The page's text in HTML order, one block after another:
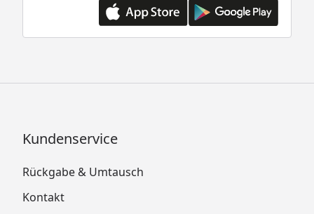
Kundenservice
Rückgabe & Umtausch
Kontakt